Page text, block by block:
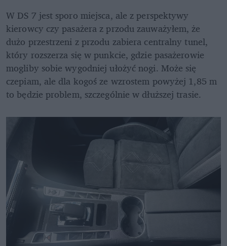
W DS 7 jest sporo miejsca, ale z perspektywy
kierowcy czy pasażera z przodu zauważyłem, że
dużo przestrzeni z przodu zabiera centralny tunel,
który rozszerza się w punkcie, gdzie pasażerowie
mogliby sobie wygodniej ułożyć nogi. Może się
czepiam, ale dla kogoś ze wzrostem powyżej 1,85 m
to będzie problem, szczególnie w dłuższej trasie.